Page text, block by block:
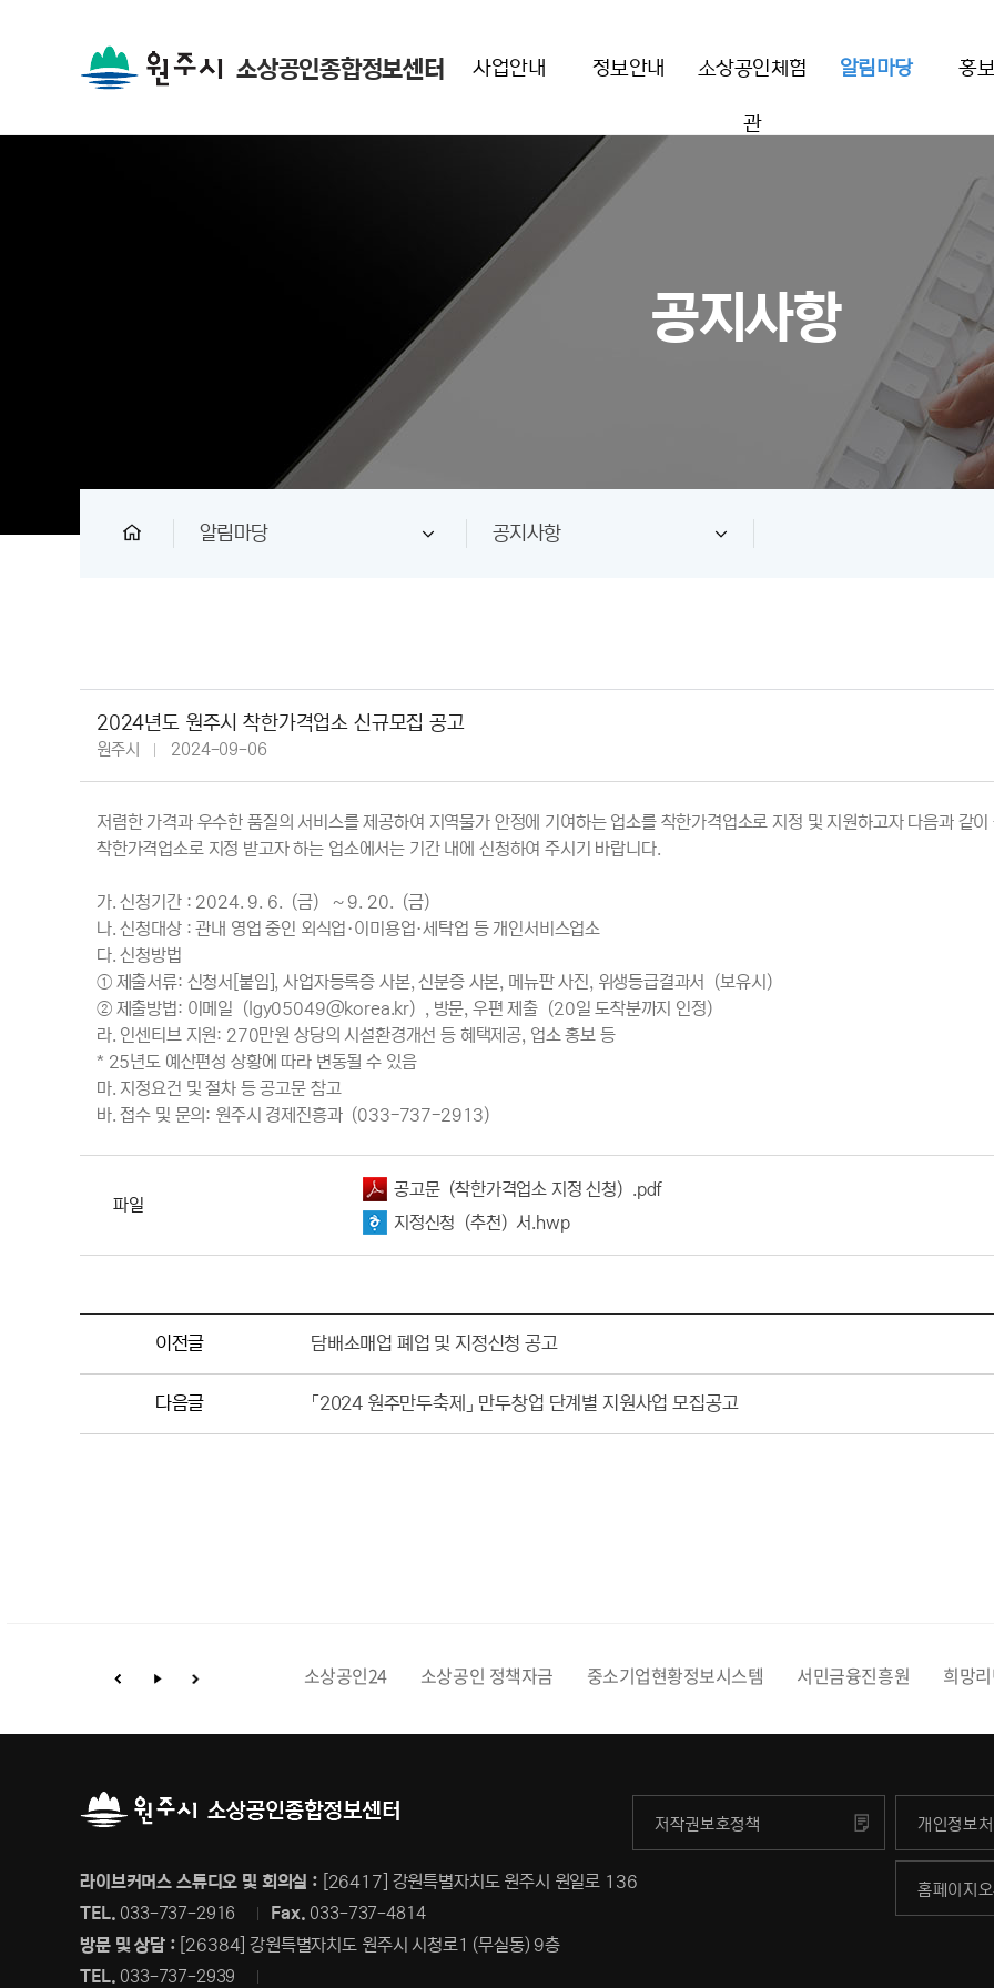
소상공인종합정보센터 사업안내 정보안내 소상공인체험
관
알림마당
원
홍
공지사항
알림마당 공지사항
2024년도 원주시 착한가격업소 신규모집 공고
원주시 2024-09-06
저렴한 가격과 우수한 품질의 서비스를 제공하여 지역물가 안정에 기여하는 업소를 착한가격업소로 지정 및 지원하고자 다음과 같이
착한가격업소로 지정 받고자 하는 업소에서는 기간 내에 신청하여 주시기 바랍니다.
가. 신청기간 : 2024. 9. 6.（금） ~ 9. 20.（금）
나. 신청대상 : 관내 영업 중인 외식업·이미용업·세탁업 등 개인서비스업소
다. 신청방법
① 제출서류: 신청서[붙임], 사업자등록증 사본, 신분증 사본, 메뉴판 사진, 위생등급결과서（보유시）
② 제출방법: 이메일（lgy05049@korea.kr）, 방문, 우편 제출（20일 도착분까지 인정）
라. 인센티브 지원: 270만원 상당의 시설환경개선 등 혜택제공, 업소 홍보 등
* 25년도 예산편성 상황에 따라 변동될 수 있음
마. 지정요건 및 절차 등 공고문 참고
바. 접수 및 문의: 원주시 경제진흥과（033-737-2913）
파일
공고문（착한가격업소 지정 신청）.pdf
지정신청（추천）서.hwp
이전글 담배소매업 폐업 및 지정신청 공고
다음글 「2024 원주만두축제」 만두창업 단계별 지원사업 모집공고
강원신용보증재단 소상공인 마당 소상공인24 소상공인 정책자금 중소기업현황정보시스템 서민금융진흥원 희망
라이브커머스 스튜디오 및 회의실 : [26417] 강원특별자치도 원주시 원일로 136
TEL. 033-737-2916 Fax. 033-737-4814
방문 및 상담 : [26384] 강원특별자치도 원주시 시청로1 (무실동) 9층
TEL. 033-737-2939
저작권보호정책 개인정보
홈페이지